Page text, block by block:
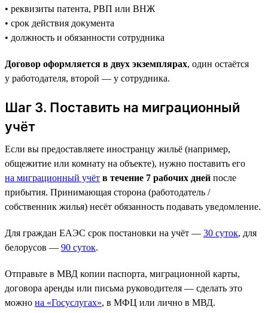
• реквизиты патента, РВП или ВНЖ
• срок действия документа
• должность и обязанности сотрудника
Договор оформляется в двух экземплярах, один остаётся
у работодателя, второй — у сотрудника.
Шаг 3. Поставить на миграционный
учёт
Если вы предоставляете иностранцу жильё (например,
общежитие или комнату на объекте), нужно поставить его
на миграционный учёт в течение 7 рабочих дней после
прибытия. Принимающая сторона (работодатель /
собственник жилья) несёт обязанность подавать уведомление.
Для граждан ЕАЭС срок постановки на учёт — 30 суток, для
белорусов — 90 суток.
Отправьте в МВД копии паспорта, миграционной карты,
договора аренды или письма руководителя — сделать это
можно на «Госуслугах», в МФЦ или лично в МВД.